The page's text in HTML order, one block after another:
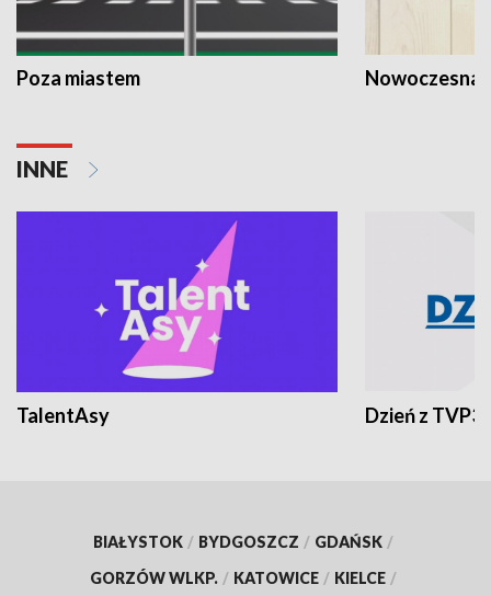
Poza miastem Nowoczesna
INNE
TalentAsy Dzień z TVP3
BIAŁYSTOK / BYDGOSZCZ / GDAŃSK /
GORZÓW WLKP. / KATOWICE / KIELCE /